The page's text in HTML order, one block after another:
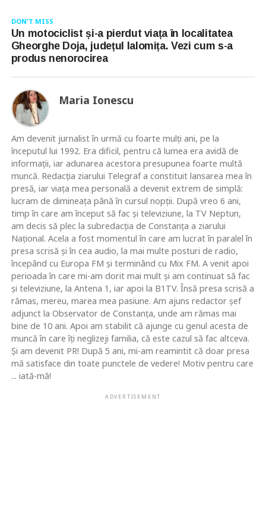
DON'T MISS
Un motociclist și-a pierdut viața în localitatea
Gheorghe Doja, județul Ialomița. Vezi cum s-a
produs nenorocirea
Maria Ionescu
Am devenit jurnalist în urmă cu foarte mulţi ani, pe la
începutul lui 1992. Era dificil, pentru că lumea era avidă de
informaţii, iar adunarea acestora presupunea foarte multă
muncă. Redacţia ziarului Telegraf a constituit lansarea mea în
presă, iar viaţa mea personală a devenit extrem de simplă:
lucram de dimineaţa până în cursul nopţii. După vreo 6 ani,
timp în care am început să fac şi televiziune, la TV Neptun,
am decis să plec la subredacţia de Constanţa a ziarului
Naţional. Acela a fost momentul în care am lucrat în paralel în
presa scrisă şi în cea audio, la mai multe posturi de radio,
începând cu Europa FM şi terminând cu Mix FM. A venit apoi
perioada în care mi-am dorit mai mult şi am continuat să fac
şi televiziune, la Antena 1, iar apoi la B1TV. Însă presa scrisă a
rămas, mereu, marea mea pasiune. Am ajuns redactor şef
adjunct la Observator de Constanţa, unde am rămas mai
bine de 10 ani. Apoi am stabilit că ajunge cu genul acesta de
muncă în care îţi neglizeji familia, că este cazul să fac altceva.
Şi am devenit PR! După 5 ani, mi-am reamintit că doar presa
mă satisface din toate punctele de vedere! Motiv pentru care
... iată-mă!
ADVERTISEMENT